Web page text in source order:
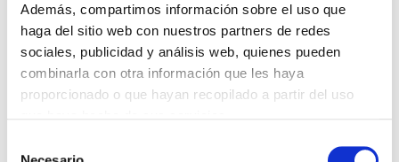
Además, compartimos información sobre el uso que
haga del sitio web con nuestros partners de redes
sociales, publicidad y análisis web, quienes pueden
combinarla con otra información que les haya
proporcionado o que hayan recopilado a partir del uso
DESTACADAS
SANIDAD CREA UN DIPLOMA OFICIAL PARA RECONOCER LA
LABOR DE LOS TUTORES DE RESIDENTES
AL PACTO DE ESTADO FRENTE A LA EMERGENCIA CLIMÁTICA